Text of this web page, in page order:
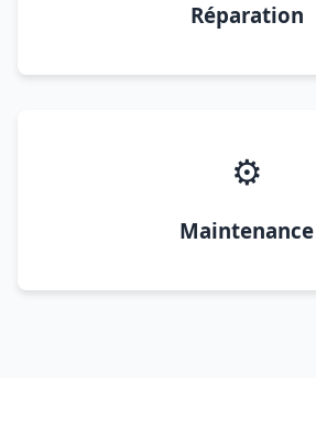
Réparation
⚙️
Maintenance